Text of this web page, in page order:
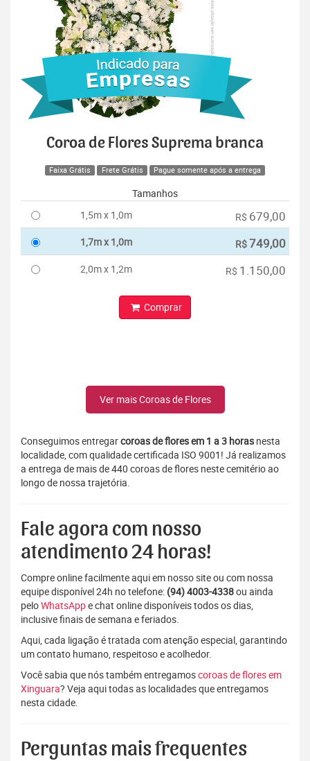
Coroa de Flores Suprema branca
Faixa Grátis Frete Grátis Pague somente após a entrega
Tamanhos
1,5m x 1,0m
R$ 679,00
1,7m x 1,0m R$749,00
2,0m x 1,2m R$ 1.150,00
Comprar
Ver mais Coroas de Flores
Conseguimos entregarcoroas de flores em 1 a 3 horas nesta
localidade, com qualidade certificada ISO 9001! Já realizamos
a entrega de mais de 440 coroas de flores neste cemitério ao
longo de nossa trajetória.
Fale agora com nosso
atendimento 24 horas!
Compre online facilmente aqui em nosso site ou com nossa
equipe disponível 24h no telefone: (94) 4003-4338ou ainda
peloWhatsAppe chat online disponíveis todos os dias,
inclusive finais de semana e feriados.
Aqui, cada ligação é tratada com atenção especial, garantindo
um contato humano, respeitoso e acolhedor.
Você sabia que nós também entregamoscoroas de flores em
Xinguara? Veja aqui todas as localidades que entregamos
nesta cidade.
Perguntas mais frequentes